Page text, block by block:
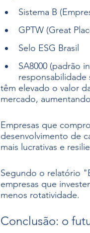
Sistema B
GPTW (Great
Selo ESG Brasil
SA8000 (padrão
responsabilidade
têm elevado o valor
mercado,
Empresas que
desenvolvimento de
mais lucrativas e
Segundo o relatório
empresas que
menos rotatividade.
Conclusão: o